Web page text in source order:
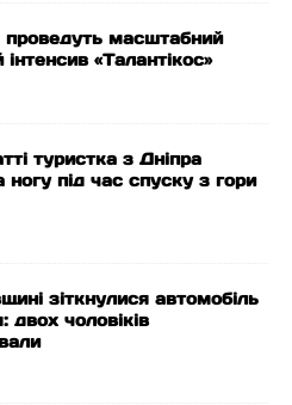
проведуть масштабний
«Талантікос»
туристка з Дніпра
ногу під час спуску з гори
зіткнулися автомобіль
двох чоловіків